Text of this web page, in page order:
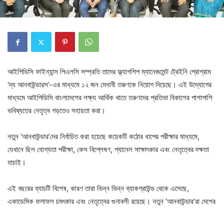
আইপিডিসি ফাইন্যান্স পিএলসি সম্প্রতি তাদের ফ্ল্যাগশিপ ম্যানেজমেন্ট ট্রেইনি প্রোগ্রাম
‘দ্য আনবাউন্ডারস’-এর মাধ্যমে ১২ জন মেধাবী তরুণকে নিয়োগ দিয়েছে। এই উদ্যোগের
মাধ্যমে আইপিডিসি বাংলাদেশের লক্ষ্য আর্থিক খাতে তরুণদের প্রতিভা বিকাশের পাশাপাশি
ভবিষ্যতের নেতৃত্ব গড়তেও সহায়তা করা।
নতুন ‘আনবাউন্ডার’দের নির্বাচিত করা হয়েছে কয়েকটি কঠোর ধাপের পরীক্ষার মাধ্যমে,
যেখানে ছিল যোগ্যতা পরীক্ষা, কেস বিশ্লেষণ, প্যানেল সাক্ষাৎকার এবং নেতৃত্বের দক্ষতা
যাচাই।
এই বছরের ব্যাচটি বিশেষ, কারণ তারা ভিন্ন ভিন্ন ব্যাকগ্রাউন্ড থেকে এসেছে,
একাডেমিক ফলাফল চমৎকার এবং নেতৃত্বের গুনাবলী রয়েছে। নতুন ‘আনবাউন্ডার’রা দেশের